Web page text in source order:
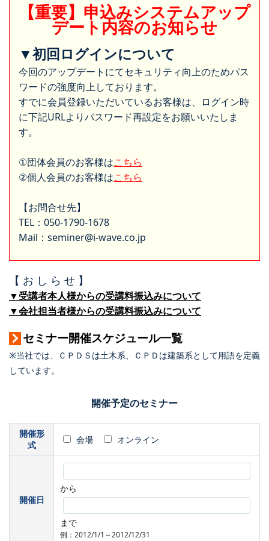
【重要】申込みシステムアップ
デート内容のお知らせ
▼初回ログインについて
今回のアップデートにてセキュリティ向上のためパス
ワードの強度向上しております。
すでに会員登録いただいているお客様は、ログイン時
に下記URLよりパスワード再設定をお願いいたしま
す。
①団体会員のお客様はこちら
②個人会員のお客様はこちら
【お問合せ先】
TEL：050-1790-1678
Mail：seminer@i-wave.co.jp
【 お し ら せ 】
▼受講者本人様からの受講料振込みについて
▼会社担当者様からの受講料振込みについて
セミナー開催スケジュール一覧
※当社では、ＣＰＤＳは土木系、ＣＰＤは建築系として用語を定義
しています。
開催予定のセミナー
開催形
式
会場 オンライン
開催日
から
まで
例：2012/1/1～2012/12/31